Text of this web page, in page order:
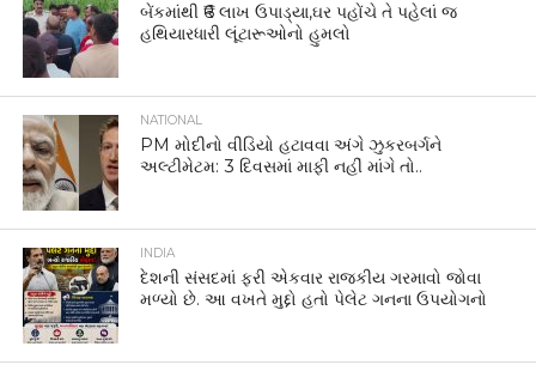
બેંકમાંથી ₹6 લાખ ઉપાડ્યા,ઘર પહોંચે તે પહેલાં જ
હથિયારધારી લૂંટારૂઓનો હુમલો
NATIONAL
PM મોદીનો વીડિયો હટાવવા અંગે ઝુકરબર્ગને
અલ્ટીમેટમ: 3 દિવસમાં માફી નહીં માંગે તો..
INDIA
દેશની સંસદમાં ફરી એકવાર રાજકીય ગરમાવો જોવા
મળ્યો છે. આ વખતે મુદ્દો હતો પેલેટ ગનના ઉપયોગનો